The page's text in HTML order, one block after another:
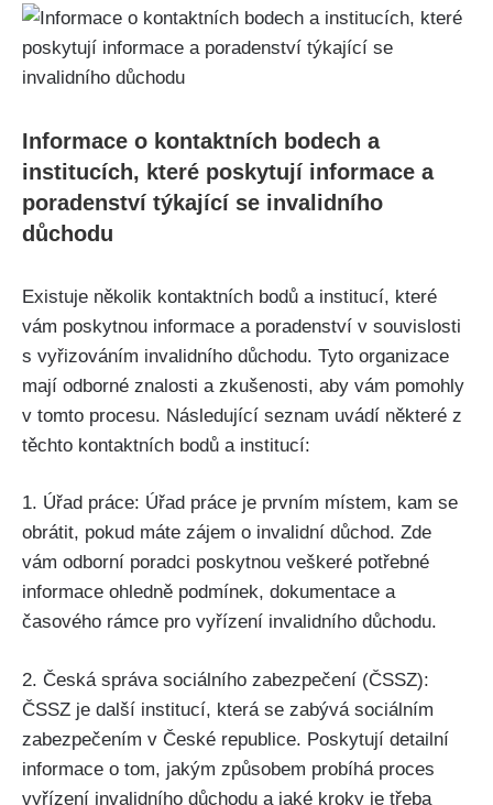
Informace o kontaktních bodech a
institucích, které poskytují informace a
poradenství týkající se invalidního
důchodu
Existuje několik kontaktních bodů a institucí, které
vám poskytnou informace a poradenství v souvislosti
s vyřizováním invalidního důchodu. Tyto organizace
mají odborné znalosti a zkušenosti, aby vám pomohly
v tomto procesu. Následující seznam uvádí některé z
těchto kontaktních bodů a institucí:
1. Úřad práce: Úřad práce je prvním místem, kam se
obrátit, pokud máte zájem o invalidní důchod. Zde
vám odborní poradci poskytnou veškeré potřebné
informace ohledně podmínek, dokumentace a
časového rámce pro vyřízení invalidního důchodu.
2. Česká správa sociálního zabezpečení (ČSSZ):
ČSSZ je další institucí, která se zabývá sociálním
zabezpečením v České republice. Poskytují detailní
informace o tom, jakým způsobem probíhá proces
vyřízení invalidního důchodu a jaké kroky je třeba